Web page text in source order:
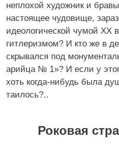
неплохой художник и
настоящее чудовище,
идеологической чумой XX
гитлеризмом? И кто же в
скрывался под
арийца № 1»? И если у
хоть когда-нибудь была
таилось?..
Роковая